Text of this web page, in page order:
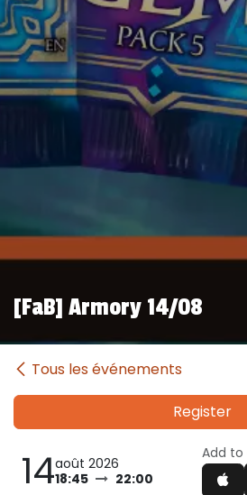
[FaB] Armory 14/08
Tous les événements
Register
14août 2026
18:45
22:00
Add to